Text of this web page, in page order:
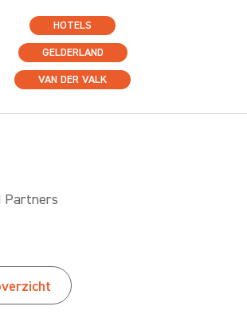
HOTELS
GELDERLAND
VAN DER VALK
Partners